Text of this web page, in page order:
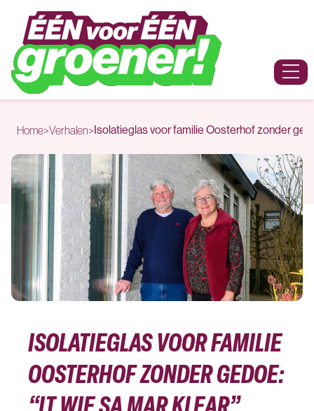
Naar hoofdinhoud
Menu
Home>Verhalen>Isolatieglas voor familie Oosterhof zonder
ISOLATIEGLAS VOOR FAMILIE
OOSTERHOF ZONDER GEDOE: